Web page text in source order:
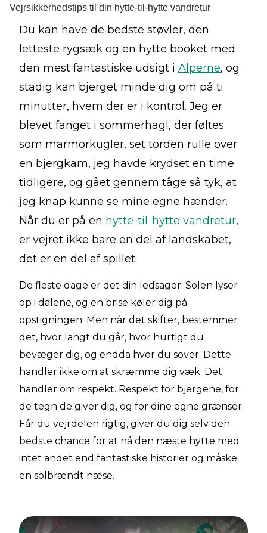
Vejrsikkerhedstips til din hytte-til-hytte vandretur
Du kan have de bedste støvler, den
letteste rygsæk og en hytte booket med
den mest fantastiske udsigt i Alperne, og
stadig kan bjerget minde dig om på ti
minutter, hvem der er i kontrol. Jeg er
blevet fanget i sommerhagl, der føltes
som marmorkugler, set torden rulle over
en bjergkam, jeg havde krydset en time
tidligere, og gået gennem tåge så tyk, at
jeg knap kunne se mine egne hænder.
Når du er på en hytte-til-hytte vandretur,
er vejret ikke bare en del af landskabet,
det er en del af spillet.
De fleste dage er det din ledsager. Solen lyser
op i dalene, og en brise køler dig på
opstigningen. Men når det skifter, bestemmer
det, hvor langt du går, hvor hurtigt du
bevæger dig, og endda hvor du sover. Dette
handler ikke om at skræmme dig væk. Det
handler om respekt. Respekt for bjergene, for
de tegn de giver dig, og for dine egne grænser.
Får du vejrdelen rigtig, giver du dig selv den
bedste chance for at nå den næste hytte med
intet andet end fantastiske historier og måske
en solbrændt næse.